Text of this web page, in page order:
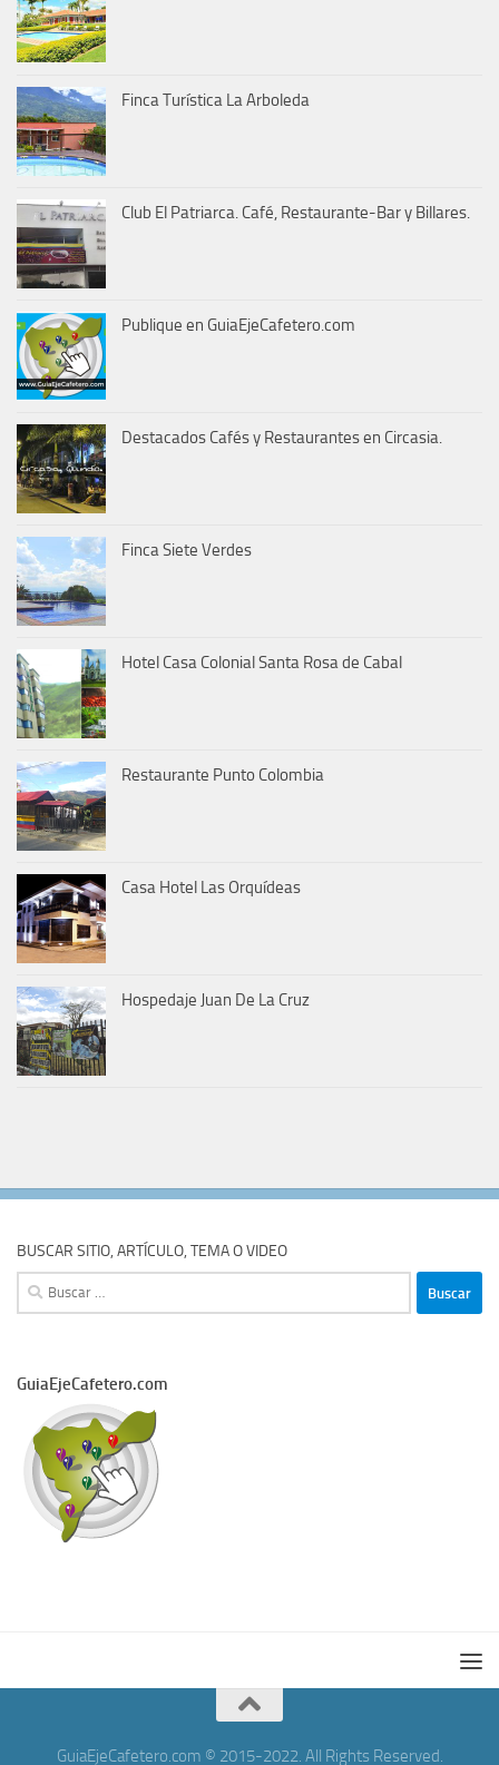
Finca Turística La Arboleda
Club El Patriarca. Café, Restaurante-Bar y Billares.
Publique en GuiaEjeCafetero.com
Destacados Cafés y Restaurantes en Circasia.
Finca Siete Verdes
Hotel Casa Colonial Santa Rosa de Cabal
Restaurante Punto Colombia
Casa Hotel Las Orquídeas
Hospedaje Juan De La Cruz
BUSCAR SITIO, ARTÍCULO, TEMA O VIDEO
Buscar:
GuiaEjeCafetero.com
GuiaEjeCafetero.com © 2015-2022. All Rights Reserved.